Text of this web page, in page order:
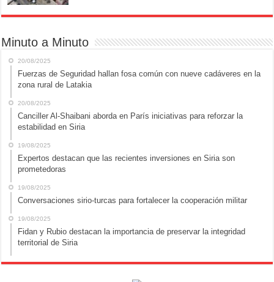
Minuto a Minuto
20/08/2025
Fuerzas de Seguridad hallan fosa común con nueve cadáveres en la
zona rural de Latakia
20/08/2025
Canciller Al-Shaibani aborda en París iniciativas para reforzar la
estabilidad en Siria
19/08/2025
Expertos destacan que las recientes inversiones en Siria son
prometedoras
19/08/2025
Conversaciones sirio-turcas para fortalecer la cooperación militar
19/08/2025
Fidan y Rubio destacan la importancia de preservar la integridad
territorial de Siria